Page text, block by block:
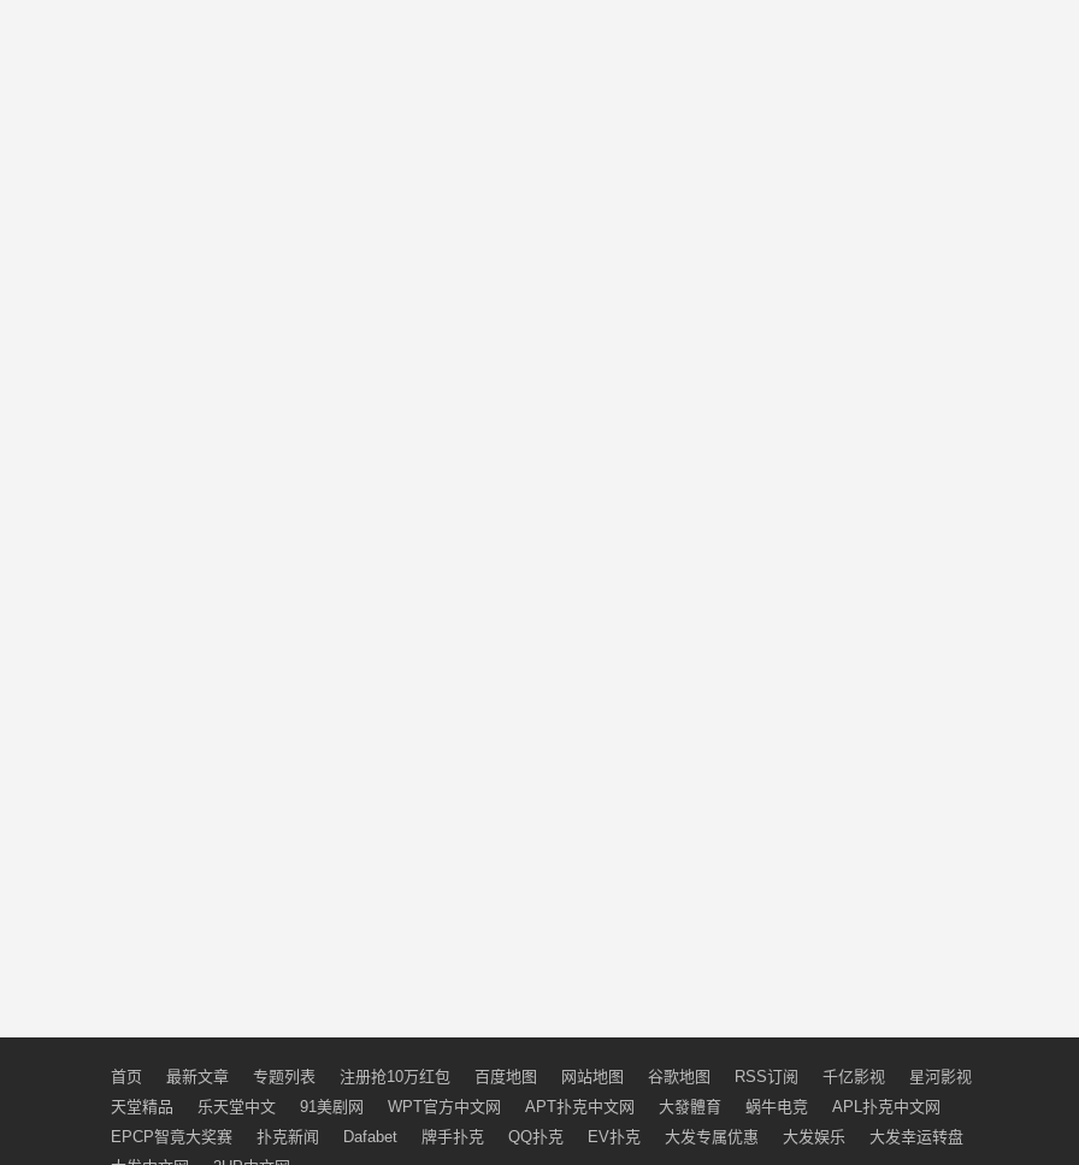
首页 最新文章 专题列表 注册抢10万红包 百度地图 网站地图 谷歌地图 RSS订阅 千亿影视
星河影视
天堂精品
乐天堂中文 91美剧网 WPT官方中文网 APT扑克中文网 大發體育 蜗牛电竞
APL扑克中文网
EPCP智竟大奖赛
扑克新闻 Dafabet 牌手扑克 QQ扑克 EV扑克 大发专属优惠 大发娱乐
大发幸运转盘